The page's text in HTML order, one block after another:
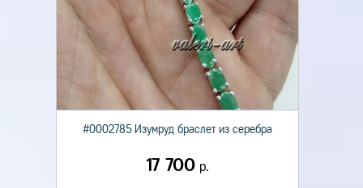
#0002785 Изумруд браслет из серебра
17 700 р.